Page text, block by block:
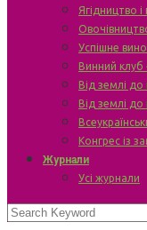
Ягідництво і
Успішне
Винний клуб
Від землі до
Від землі до
Конгрес із
Журнали
Усі журнали